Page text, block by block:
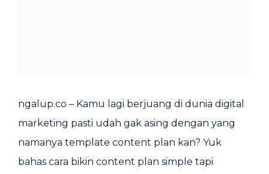
ngalup.co – Kamu lagi berjuang di dunia digital
marketing pasti udah gak asing dengan yang
namanya template content plan kan? Yuk
bahas cara bikin content plan simple tapi